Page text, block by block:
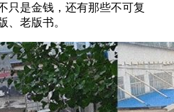
只是金钱，还有那些不可复
、老版书。